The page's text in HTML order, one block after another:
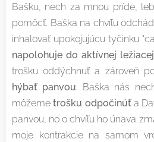
Bašku, nech za mnou príde,
pomôcť. Baška na chvíľu
inhalovať upokojujúcu tyčinku
napolohuje do aktívnej
trošku oddýchnuť a zároveň
hýbať panvou. Baška nás
môžemetrošku odpočinúťa
panvou, no o chvíľu ho únava
moje kontrakcie na samom